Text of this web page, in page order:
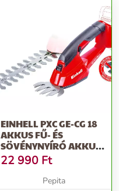
EINHELL PXC GE-CG 18
AKKUS FŰ- ÉS
SÖVÉNYNYÍRÓ AKKU
ÉS TÖLTŐ NÉLKÜL
22 990 Ft
Pepita